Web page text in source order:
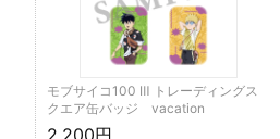
モブサイコ100 Ⅲ トレーディングス
クエア缶バッジ vacation
2,200円